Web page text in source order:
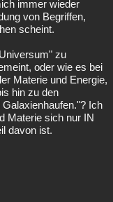
immer wieder
von Begriffen,
scheint.
zu
oder wie es bei
Materie und Energie,
hin zu den
Ich
Materie sich nur IN
davon ist.